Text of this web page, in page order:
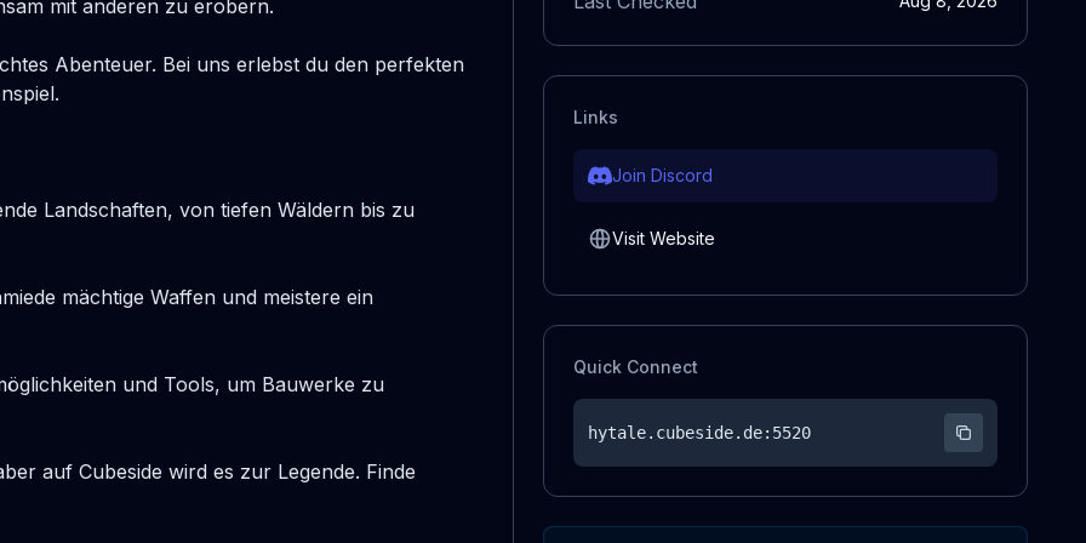
mit anderen zu erobern.
Abenteuer. Bei uns erlebst du den perfekten
Landschaften, von tiefen Wäldern bis zu
mächtige Waffen und meistere ein
und Tools, um Bauwerke zu
auf Cubeside wird es zur Legende. Finde
Links
Join Discord
Visit Website
Quick Connect
hytale.cubeside.de:5520